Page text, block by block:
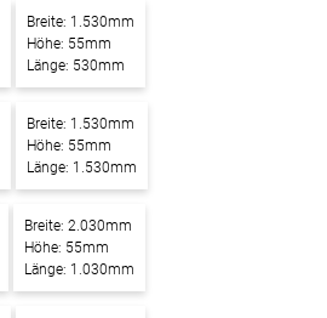
Breite: 1.530mm
Höhe: 55mm
Länge: 530mm
Breite: 1.530mm
Höhe: 55mm
Länge: 1.530mm
Breite: 2.030mm
Höhe: 55mm
Länge: 1.030mm